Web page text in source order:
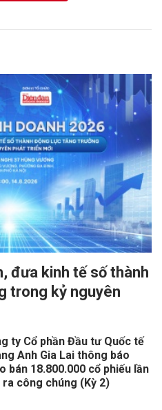
đưa kinh tế số thành
trong kỷ nguyên
ty Cổ phần Đầu tư Quốc tế
Anh Gia Lai thông báo
bán 18.800.000 cổ phiếu lần
ra công chúng (Kỳ 2)